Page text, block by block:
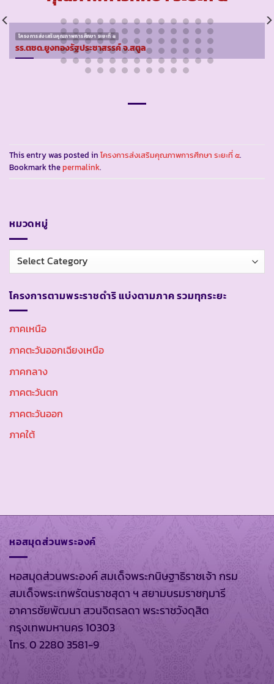
โครงการส่งเสริมคุณภาพการศึกษา ระยะที่ ๕
รร.ตชด.ยูงทองรัฐประชาสรรค์ จ.สตูล
This entry was posted in โครงการส่งเสริมคุณภาพการศึกษา ระยะที่ ๕.
Bookmark thepermalink.
หมวดหมู่
หมวด
หมู่
โครงการตามพระราชดำริ แบ่งตามภาค รวมทุกระยะ
ภาคเหนือ
ภาคตะวันออกเฉียงเหนือ
ภาคกลาง
ภาคตะวันตก
ภาคตะวันออก
ภาคใต้
หอสมุดส่วนพระองค์
หอสมุดส่วนพระองค์ สมเด็จพระกนิษฐาธิราชเจ้า กรม
สมเด็จพระเทพรัตนราชสุดา ฯ สยามบรมราชกุมารี
อาคารชัยพัฒนา สวนจิตรลดา พระราชวังดุสิต
กรุงเทพมหานคร 10303
โทร. 0 2280 3581-9